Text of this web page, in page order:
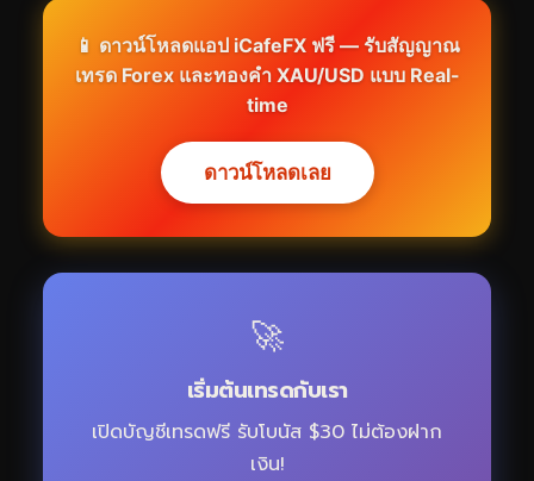
📱 ดาวน์โหลดแอป iCafeFX ฟรี — รับสัญญาณ
เทรด Forex และทองคำ XAU/USD แบบ Real-
time
ดาวน์โหลดเลย
🚀
เริ่มต้นเทรดกับเรา
เปิดบัญชีเทรดฟรี รับโบนัส $30 ไม่ต้องฝาก
เงิน!